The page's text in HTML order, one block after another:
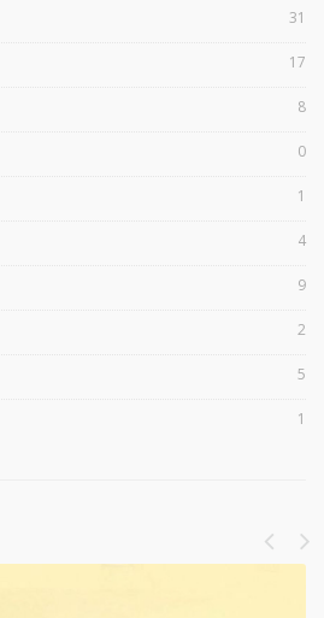
31
17
8
0
1
4
9
2
5
1